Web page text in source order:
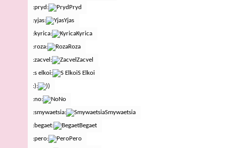
:pryd:
Pryd
:yjas:
Yjas
:kyrica:
Kyrica
:roza:
Roza
:zacvel:
Zacvel
:s elkoi:
S Elkoi
:):
)
:no:
No
:smywaetsia:
Smywaetsia
:begaet:
Begaet
:pero:
Pero